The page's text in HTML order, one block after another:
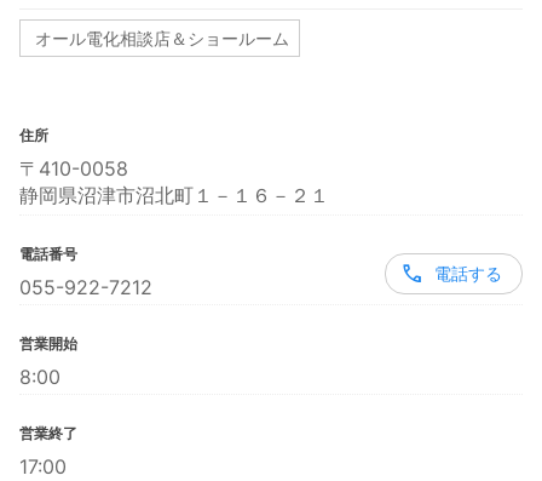
オール電化相談店＆ショールーム
住所
〒410-0058
静岡県沼津市沼北町１－１６－２１
電話番号
055-922-7212
電話する
営業開始
8:00
営業終了
17:00